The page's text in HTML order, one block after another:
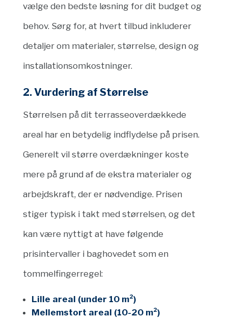
vælge den bedste løsning for dit budget og
behov. Sørg for, at hvert tilbud inkluderer
detaljer om materialer, størrelse, design og
installationsomkostninger.
2. Vurdering af Størrelse
Størrelsen på dit terrasseoverdækkede
areal har en betydelig indflydelse på prisen.
Generelt vil større overdækninger koste
mere på grund af de ekstra materialer og
arbejdskraft, der er nødvendige. Prisen
stiger typisk i takt med størrelsen, og det
kan være nyttigt at have følgende
prisintervaller i baghovedet som en
tommelfingerregel:
Lille areal (under 10 m²)
Mellemstort areal (10-20 m²)